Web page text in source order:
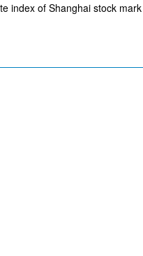
index of Shanghai stock mark